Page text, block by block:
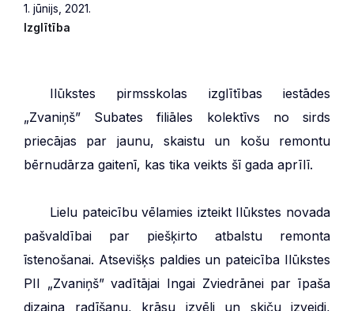
1. jūnijs, 2021.
Izglītība
Ilūkstes pirmsskolas izglītības iestādes
„Zvaniņš” Subates filiāles kolektīvs no sirds
priecājas par jaunu, skaistu un košu remontu
bērnudārza gaitenī, kas tika veikts šī gada aprīlī.
Lielu pateicību vēlamies izteikt Ilūkstes novada
pašvaldībai par piešķirto atbalstu remonta
īstenošanai. Atsevišķs paldies un pateicība Ilūkstes
PII „Zvaniņš” vadītājai Ingai Zviedrānei par īpaša
dizaina radīšanu, krāsu izvēli un skiču izveidi,